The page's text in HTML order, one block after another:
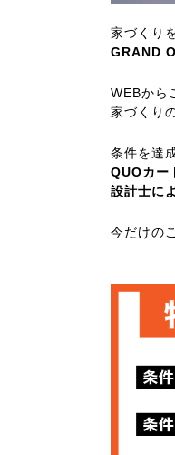
家づくり
GRAND
WEBから
家づくり
条件を達
QUOカー
設計士に
今だけの